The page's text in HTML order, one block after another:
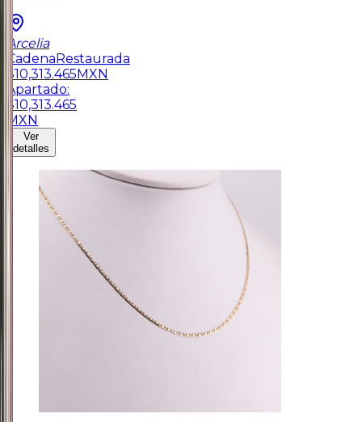
Arcelia
CadenaRestaurada
$10,313.465MXN
Apartado:
$10,313.465
MXN
Ver
detalles